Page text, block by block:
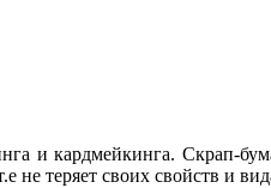
и кардмейкинга. Скрап-
не теряет своих свойств и